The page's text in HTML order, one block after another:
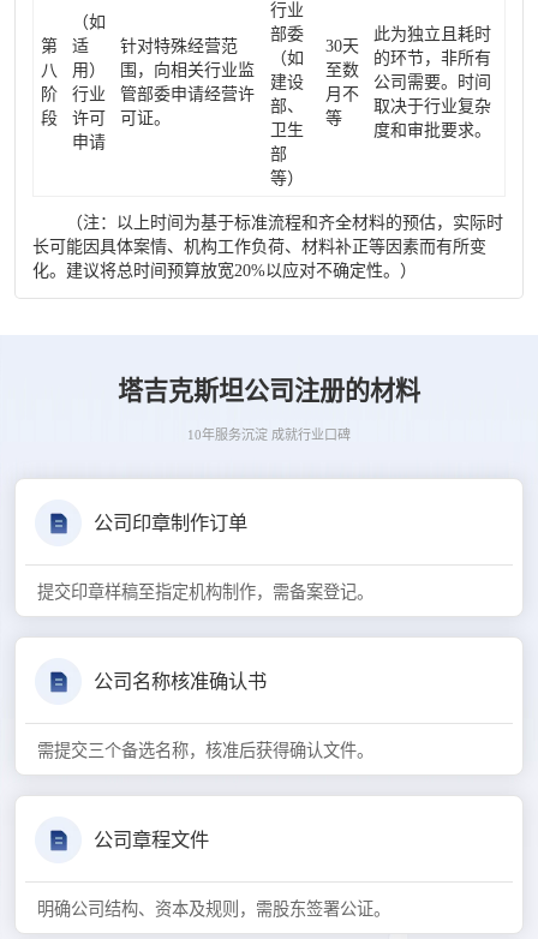
第
八
阶
段
（如
适
用）
行业
许可
申请
针对特殊经营范
围，向相关行业监
管部委申请经营许
可证。
行业
部委
（如
建设
部、
卫生
部
等）
30天
至数
月不
等
此为独立且耗时
的环节，非所有
公司需要。时间
取决于行业复杂
度和审批要求。
（注：以上时间为基于标准流程和齐全材料的预估，实际时
长可能因具体案情、机构工作负荷、材料补正等因素而有所变
化。建议将总时间预算放宽20%以应对不确定性。）
塔吉克斯坦公司注册的材料
10年服务沉淀 成就行业口碑
公司印章制作订单
提交印章样稿至指定机构制作，需备案登记。
公司名称核准确认书
需提交三个备选名称，核准后获得确认文件。
公司章程文件
明确公司结构、资本及规则，需股东签署公证。